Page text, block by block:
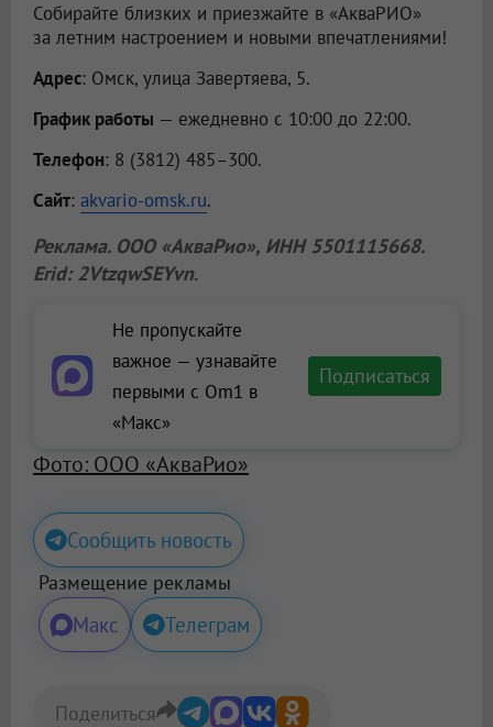
Собирайте близких и приезжайте в «АкваРИО»
за летним настроением и новыми впечатлениями!
Адрес: Омск, улица Завертяева, 5.
График работы — ежедневно с 10:00 до 22:00.
Телефон: 8 (3812) 485–300.
Сайт: akvario-omsk.ru.
Реклама. ООО «АкваРио», ИНН 5501115668.
Erid: 2VtzqwSEYvn.
Не пропускайте
важное — узнавайте
первыми с Om1 в
«Макс»
Подписаться
Фото: ООО «АкваРио»
Сообщить новость
Размещение рекламы
Макс Телеграм
Поделиться